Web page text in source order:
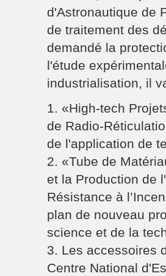
d'Astronautique de
de traitement des
demandé la
l'étude
industrialisation, il
1. «High-tech
de Radio-
de l'application de
2. «Tube de
et la Production de
Résistance à
plan de nouveau
science et de la
3. Les accessoires
Centre National